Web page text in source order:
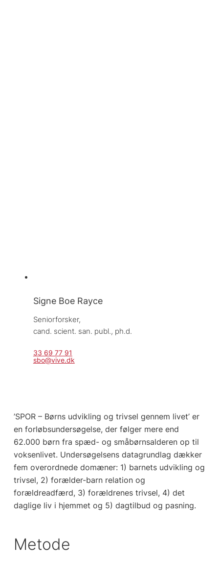
Signe Boe Rayce
Seniorforsker,
cand. scient. san. publ., ph.d.
33 69 77 91
sbo@vive.dk
’SPOR – Børns udvikling og trivsel gennem livet’ er
en forløbsundersøgelse, der følger mere end
62.000 børn fra spæd- og småbørnsalderen op til
voksenlivet. Undersøgelsens datagrundlag dækker
fem overordnede domæner: 1) barnets udvikling og
trivsel, 2) forælder-barn relation og
forældreadfærd, 3) forældrenes trivsel, 4) det
daglige liv i hjemmet og 5) dagtilbud og pasning.
Metode